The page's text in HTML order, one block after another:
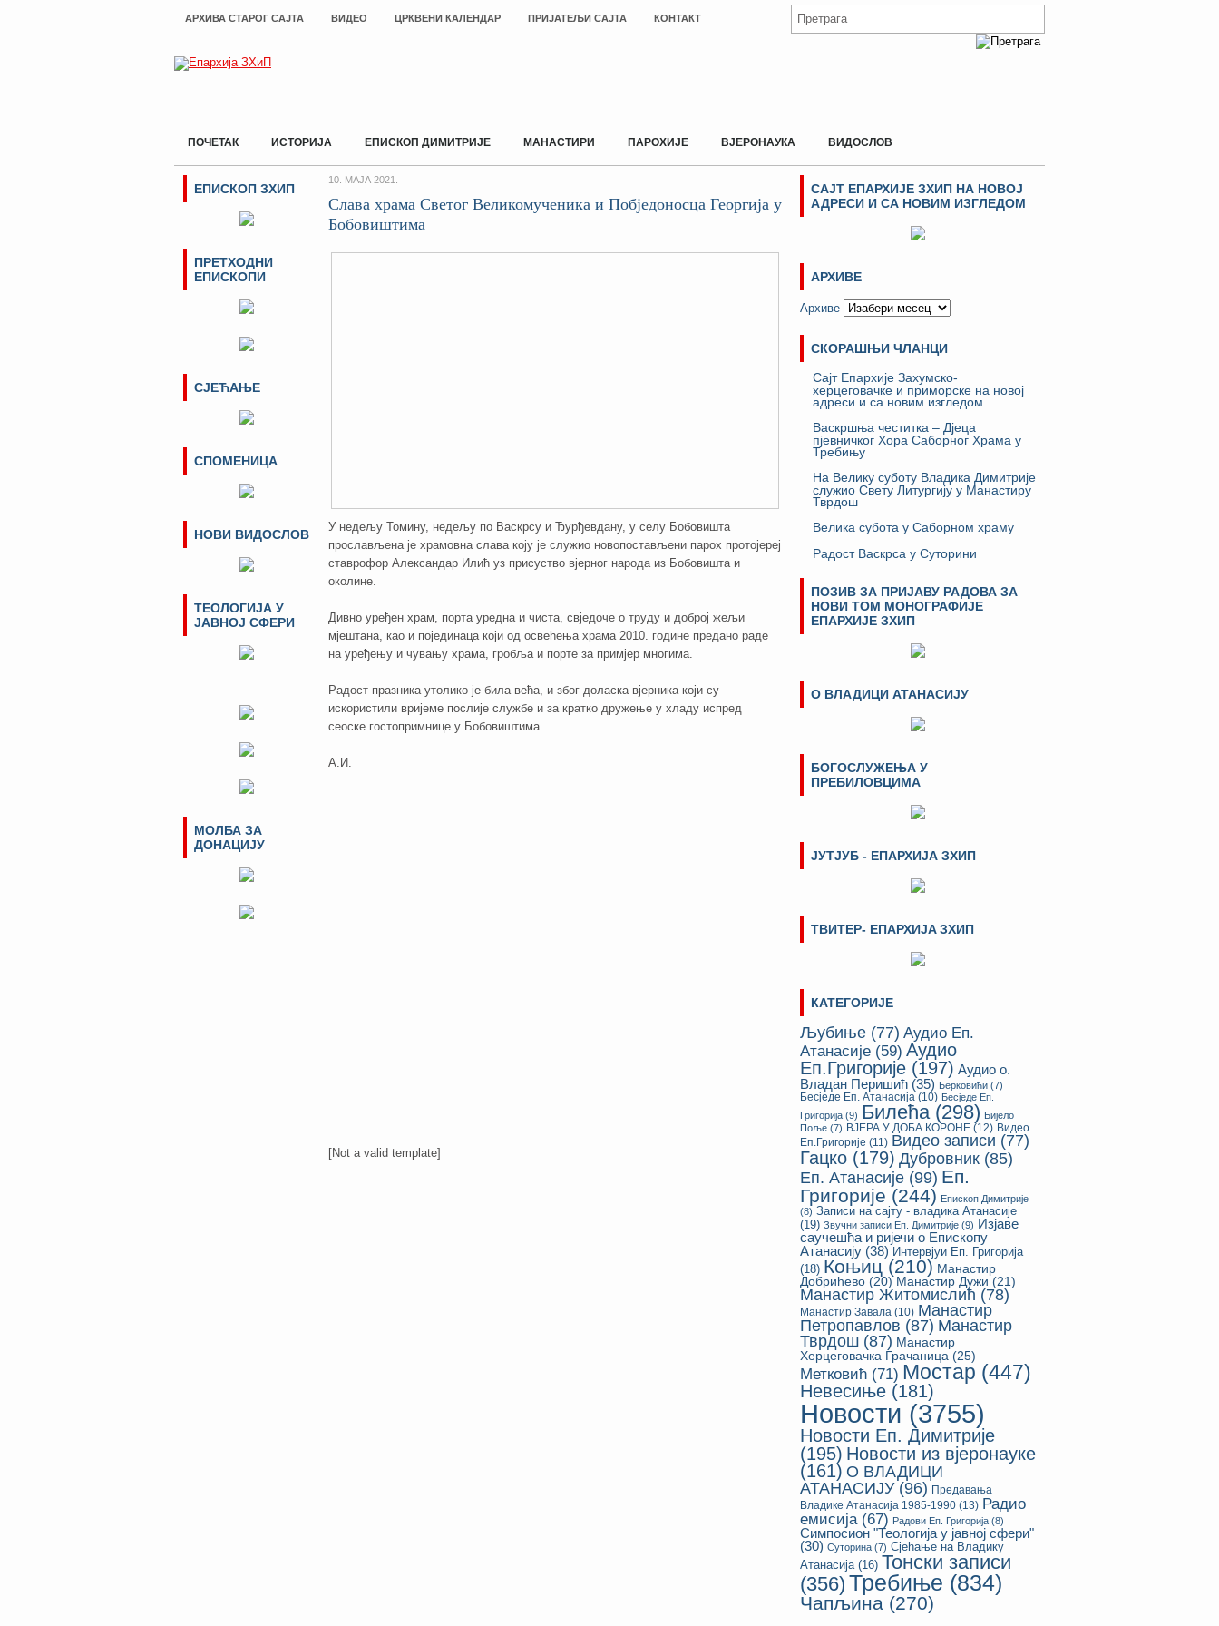
АРХИВА СТАРОГ САЈТА ВИДЕО ЦРКВЕНИ КАЛЕНДАР ПРИЈАТЕЉИ САЈТА КОНТАКТ
ПОЧЕТАК ИСТОРИЈА ЕПИСКОП ДИМИТРИЈЕ МАНАСТИРИ ПАРОХИЈЕ ВЈЕРОНАУКА ВИДОСЛОВ
10. МАЈА 2021.
Слава храма Светог Великомученика и Побједоносца Георгија у
Бобовиштима
У недељу Томину, недељу по Васкрсу и Ђурђевдану, у селу Бобовишта
прослављена је храмовна слава коју је служио новопостављени парох протојереј
ставрофор Александар Илић уз присуство вјерног народа из Бобовишта и
околине.
Дивно уређен храм, порта уредна и чиста, свједоче о труду и доброј жељи
мјештана, као и појединаца који од освећења храма 2010. године предано раде
на уређењу и чувању храма, гробља и порте за примјер многима.
Радост празника утолико је била већа, и због доласка вјерника који су
искористили вријеме послије службе и за кратко дружење у хладу испред
сеоске гостопримнице у Бобовиштима.
А.И.
[Not a valid template]
ЕПИСКОП ЗХИП
ПРЕТХОДНИ
ЕПИСКОПИ
СЈЕЋАЊЕ
СПОМЕНИЦА
НОВИ ВИДОСЛОВ
ТЕОЛОГИЈА У
ЈАВНОЈ СФЕРИ
МОЛБА ЗА
ДОНАЦИЈУ
САЈТ ЕПАРХИЈЕ ЗХИП НА НОВОЈ
АДРЕСИ И СА НОВИМ ИЗГЛЕДОМ
АРХИВЕ
Архиве
СКОРАШЊИ ЧЛАНЦИ
Сајт Епархије Захумско-
херцеговачке и приморске на новој
адреси и са новим изгледом
Васкршња честитка – Дјеца
пјевничког Хора Саборног Храма у
Требињу
На Велику суботу Владика Димитрије
служио Свету Литургију у Манастиру
Тврдош
Велика субота у Саборном храму
Радост Васкрса у Суторини
ПОЗИВ ЗА ПРИЈАВУ РАДОВА ЗА
НОВИ ТОМ МОНОГРАФИЈЕ
ЕПАРХИЈЕ ЗХИП
О ВЛАДИЦИ АТАНАСИЈУ
БОГОСЛУЖЕЊА У
ПРЕБИЛОВЦИМА
ЈУТЈУБ - ЕПАРХИЈА ЗХИП
ТВИТЕР- ЕПАРХИЈA ЗХИП
КАТЕГОРИЈЕ
Љубиње (77) Аудио Еп.
Атанасије (59) Аудио
Еп.Григорије (197) Аудио о.
Владан Перишић (35) Берковићи (7)
Бесједе Еп. Атанасија (10) Бесједе Еп.
Григорија (9) Билећа(298) Бијело
Поље (7) ВЈЕРА У ДОБА КОРОНЕ (12) Видео
Еп.Григорије (11) Видео записи (77)
Гацко (179) Дубровник (85)
Еп. Атанасије (99) Еп.
Григорије (244) Епископ Димитрије
(8) Записи на сајту - владика Атанасије
(19) Звучни записи Еп. Димитрије (9) Изјаве
саучешћа и ријечи о Епископу
Атанасију (38) Интервјуи Еп. Григорија
(18) Коњиц (210) Манастир
Добрићево (20) Манастир Дужи (21)
Манастир Житомислић (78)
Манастир Завала (10) Манастир
Петропавлов (87) Манастир
Тврдош (87) Манастир
Херцеговачка Грачаница (25)
Метковић (71) Мостар (447)
Невесиње (181)
Новости (3755)
Новости Еп. Димитрије
(195) Новости из вјеронауке
(161) О ВЛАДИЦИ
АТАНАСИЈУ(96) Предавања
Владике Атанасија 1985-1990 (13) Радио
емисија(67) Радови Еп. Григорија (8)
Симпосион "Теологија у јавној сфери"
(30) Суторина (7) Сјећање на Владику
Атанасија(16) Тонски записи
(356) Требиње (834)
Чапљина (270)